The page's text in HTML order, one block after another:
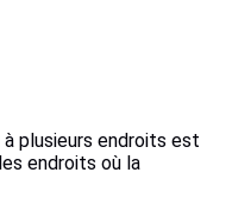
plusieurs endroits est
endroits où la